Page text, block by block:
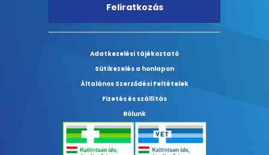
Feliratkozás
Adatkezelési tájékoztató
Sütikezelés a honlapon
Általános Szerződési Feltételek
Fizetés és szállítás
Rólunk